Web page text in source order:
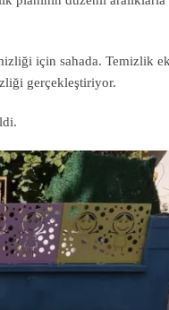
için sahada. Temizlik
gerçekleştiriyor.